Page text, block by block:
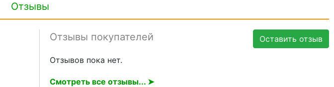
Отзывы
Оставить отзыв
Отзывы покупателей
Отзывов пока нет.
Смотреть все отзывы... ➤